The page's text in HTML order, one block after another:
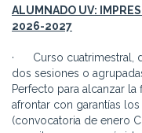
ALUMNADO UV:
2026-2027
· Curso cuatrimestral,
dos sesiones o
Perfecto para alcanzar
afrontar con garantías
(convocatoria de enero